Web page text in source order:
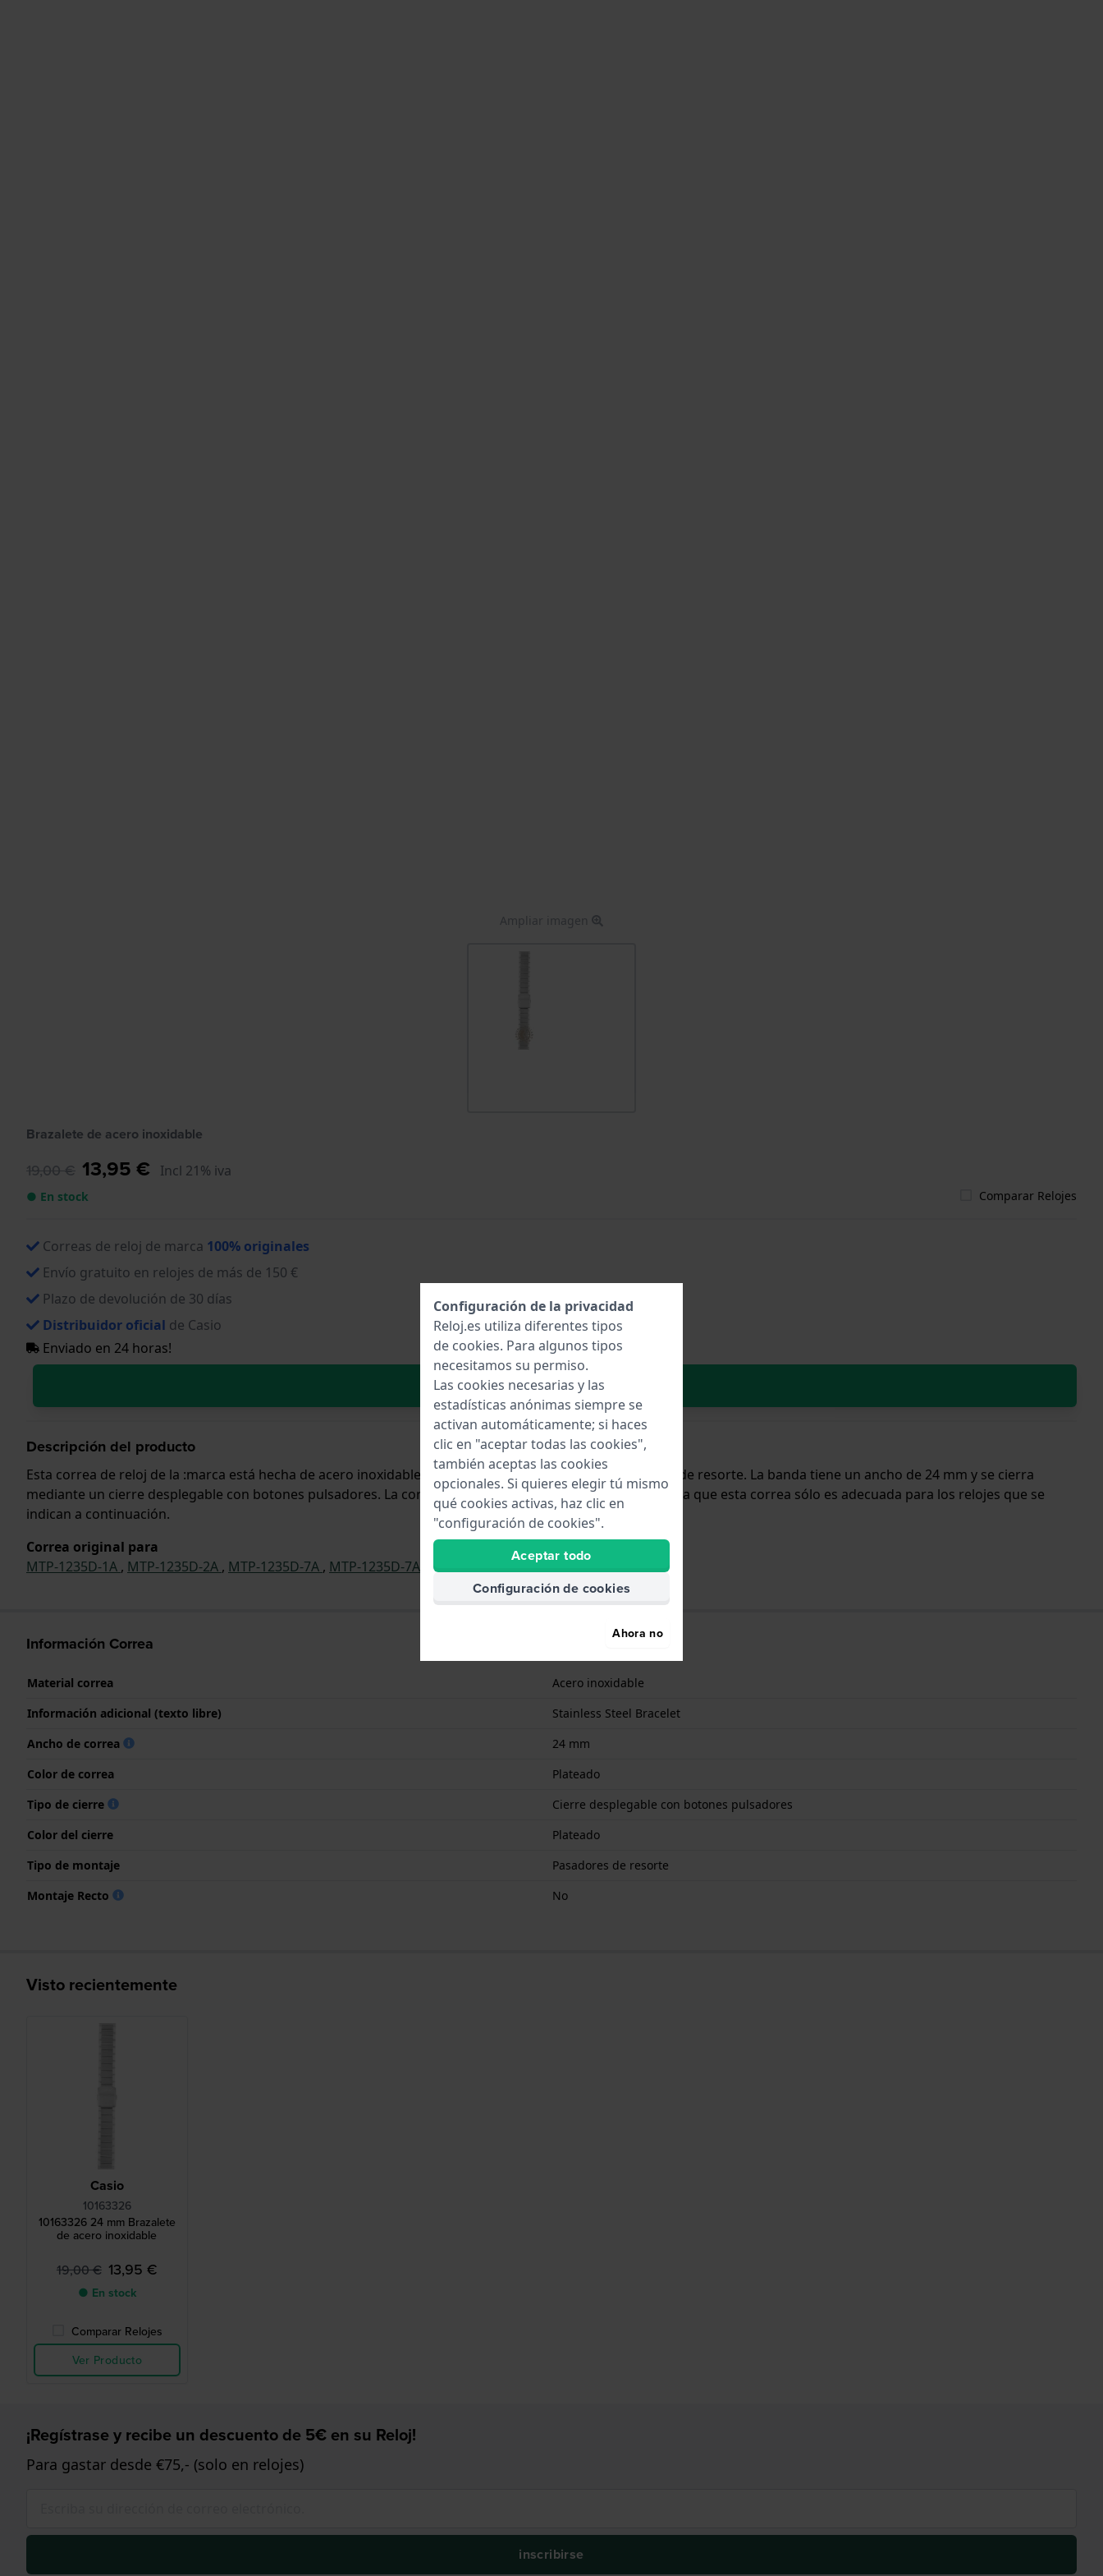
Ampliar imagen
Brazalete de acero inoxidable
19,00 € 13,95 € Incl 21% iva
● En stock Comparar Relojes
Correas de reloj de marca 100% originales
Envío gratuito en relojes de más de 150 €
Plazo de devolución de 30 días
Distribuidor oficial de Casio
Enviado en 24 horas!
Añadir al carrito
Descripción del producto
Esta correa de reloj de la :marca está hecha de acero inoxidable y se adjunta al reloj mediante pasadores de resorte. La banda tiene un ancho de 24 mm y se cierra
mediante un cierre desplegable con botones pulsadores. La correa no tiene montura recta, lo que significa que esta correa sólo es adecuada para los relojes que se
indican a continuación.
Correa original para
MTP-1235D-1A , MTP-1235D-2A , MTP-1235D-7A , MTP-1235D-7A2
Información Correa
Material correa
Acero inoxidable
Información adicional (texto libre)
Stainless Steel Bracelet
Ancho de correa
24 mm
Color de correa
Plateado
Tipo de cierre
Cierre desplegable con botones pulsadores
Color del cierre
Plateado
Tipo de montaje
Pasadores de resorte
Montaje Recto
No
Visto recientemente
Casio
10163326
10163326 24 mm Brazalete
de acero inoxidable
19,00 € 13,95 €
● En stock
Comparar Relojes
Ver Producto
¡Regístrase y recibe un descuento de 5€ en su Reloj!
Para gastar desde €75,- (solo en relojes)
inscribirse
Configuración de la privacidad
Reloj.es utiliza diferentes tipos
de cookies. Para algunos tipos
necesitamos su permiso.
Las cookies necesarias y las
estadísticas anónimas siempre se
activan automáticamente; si haces
clic en "aceptar todas las cookies",
también aceptas las cookies
opcionales. Si quieres elegir tú mismo
qué cookies activas, haz clic en
"configuración de cookies".
Aceptar todo
Configuración de cookies
Ahora no